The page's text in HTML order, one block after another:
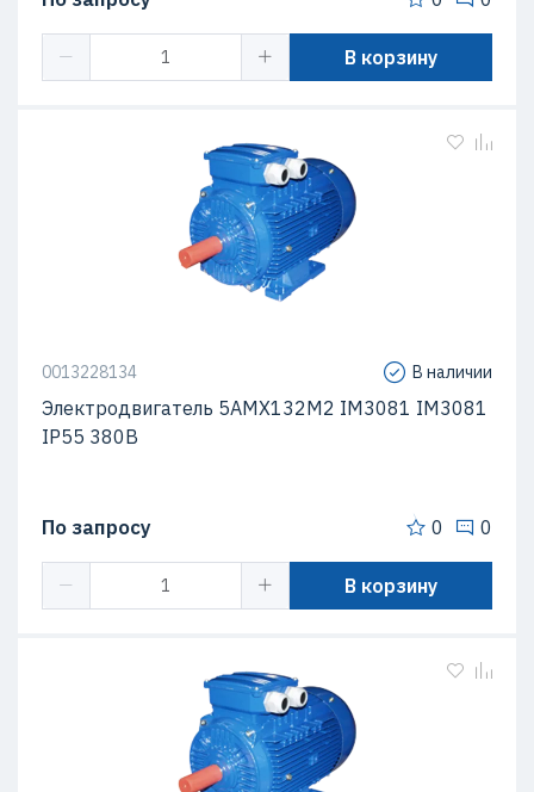
В корзину
0013228134 В наличии
Электродвигатель 5АМХ132M2 IM3081 IM3081
IP55 380В
По запросу 0 0
В корзину